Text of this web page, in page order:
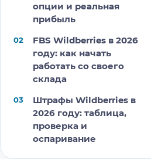
опции и реальная
прибыль
FBS Wildberries в 2026
году: как начать
работать со своего
склада
Штрафы Wildberries в
2026 году: таблица,
проверка и
оспаривание